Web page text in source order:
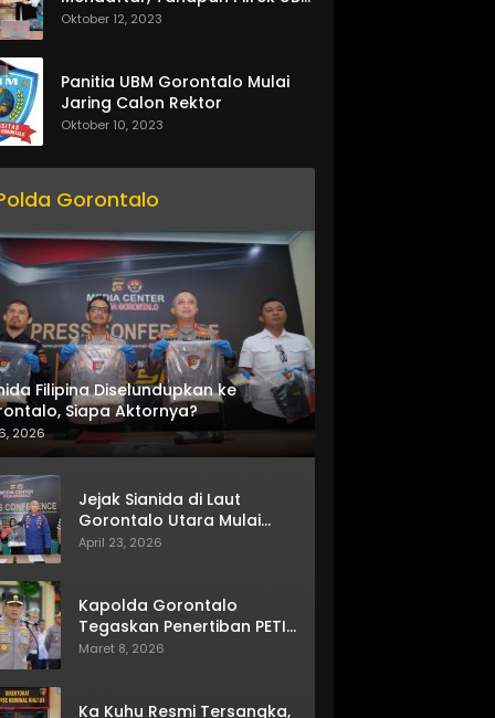
Gorontalo Makin Seru
Oktober 12, 2023
Panitia UBM Gorontalo Mulai
Jaring Calon Rektor
Oktober 10, 2023
Gorontalo
Filipina Diselundupkan ke
Siapa Aktornya?
2026
Jejak Sianida di Laut
Gorontalo Utara Mulai
Terkuak
April 23, 2026
Kapolda Gorontalo
Tegaskan Penertiban PETI
Terus Berjalan
Maret 8, 2026
Ka Kuhu Resmi Tersangka,